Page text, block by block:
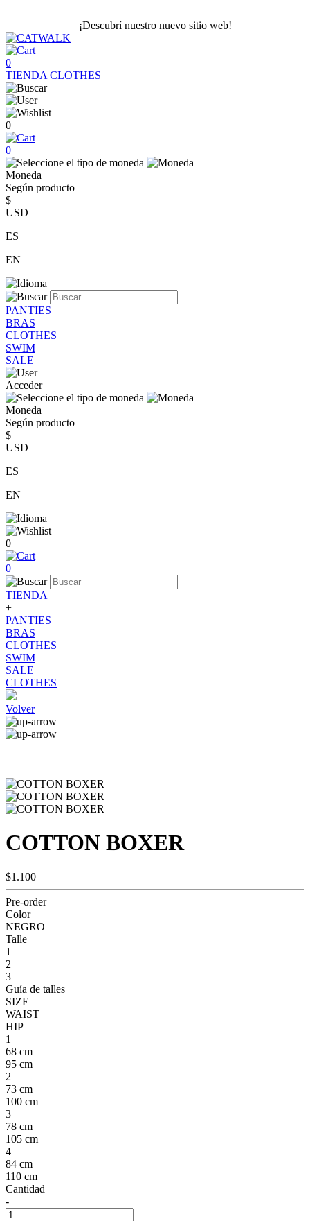
¡Descubrí nuestro nuevo sitio web!
0
TIENDA CLOTHES
0
0
Moneda
Según producto
$
USD
ES
EN
PANTIES
BRAS
CLOTHES
SWIM
SALE
Acceder
Moneda
Según producto
$
USD
ES
EN
0
0
TIENDA
+
PANTIES
BRAS
CLOTHES
SWIM
SALE
CLOTHES
Volver
COTTON BOXER
$1.100
Pre-order
Color
NEGRO
Talle
1
2
3
Guía de talles
SIZE
WAIST
HIP
1
68 cm
95 cm
2
73 cm
100 cm
3
78 cm
105 cm
4
84 cm
110 cm
Cantidad
-